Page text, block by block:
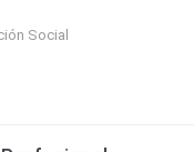
Social